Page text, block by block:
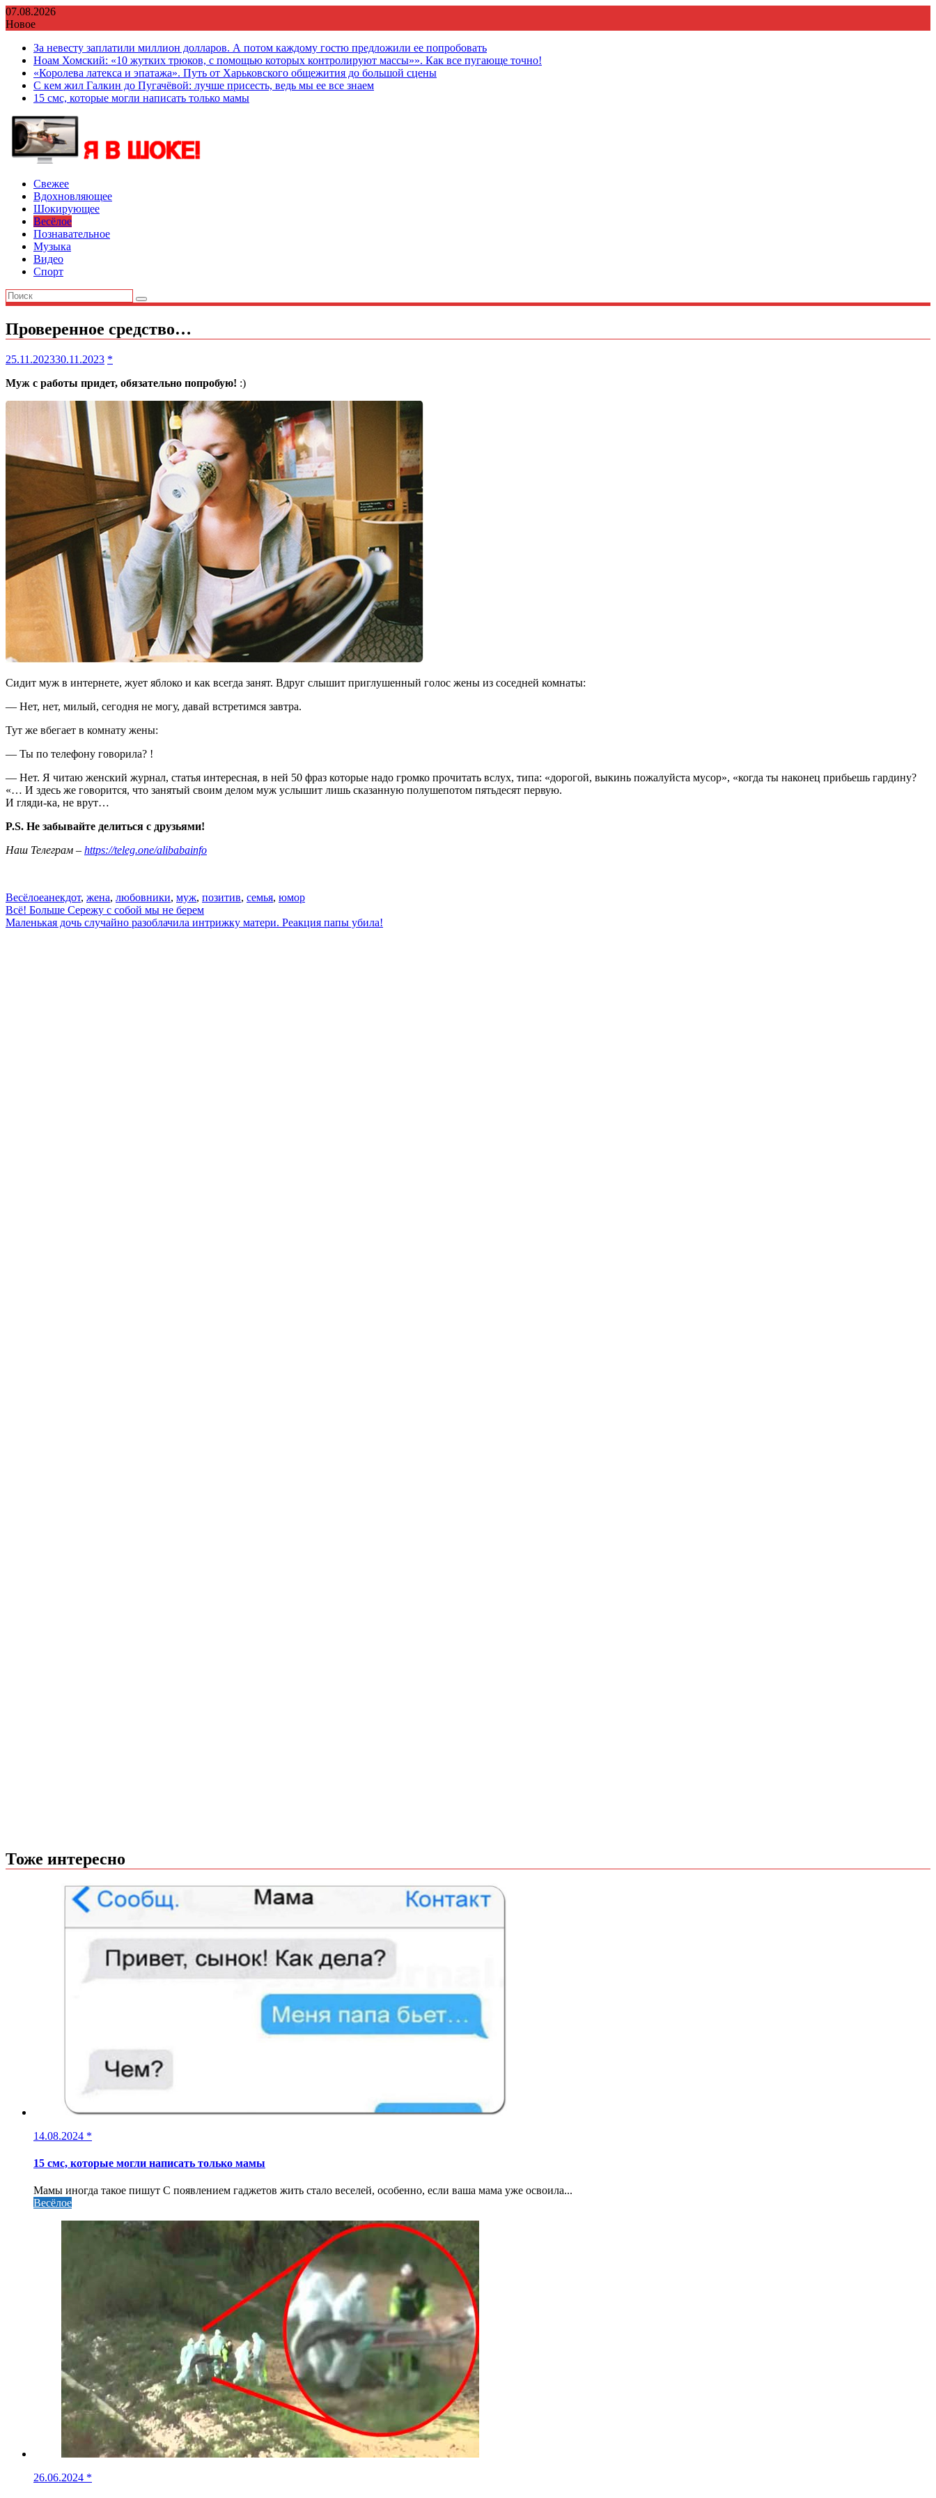
Перейти
к
07.08.2026
Новое
За невесту заплатили миллион долларов. А потом каждому гостю предложили ее попробовать
Ноам Хомский: «10 жутких трюков, с помощью которых контролируют массы»». Как все пугающе точно!
«Королева латекса и эпатажа». Путь от Харьковского общежития до большой сцены
С кем жил Галкин до Пугачёвой: лучше присесть, ведь мы ее все знаем
15 смс, которые могли написать только мамы
Свежее
Вдохновляющее
Шокирующее
Весёлое
Познавательное
Музыка
Видео
Спорт
Проверенное средство…
25.11.202330.11.2023 *
Муж с работы придет, обязательно попробую! :)
Сидит муж в интернете, жует яблоко и как всегда занят. Вдруг слышит приглушенный голос жены из соседней комнаты:
— Нет, нет, милый, сегодня не могу, давай встретимся завтра.
Тут же вбегает в комнату жены:
— Ты по телефону говорила? !
— Нет. Я читаю женский журнал, статья интересная, в ней 50 фраз которые надо громко прочитать вслух, типа: «дорогой, выкинь пожалуйста мусор», «когда ты наконец прибьешь гардину?
«… И здесь же говорится, что занятый своим делом муж услышит лишь сказанную полушепотом пятьдесят первую.
И гляди-ка, не врут…
P.S. Не забывайте делиться с друзьями!
Наш Телеграм – https://teleg.one/alibabainfo
Весёлоеанекдот, жена, любовники, муж, позитив, семья, юмор
Навигация
по
Всё! Больше Сережу с собой мы не берем
Маленькая дочь случайно разоблачила интрижку матери. Реакция папы убила!
Тоже интересно
14.08.2024 *
15 смс, которые могли написать только мамы
Мамы иногда такое пишут С появлением гаджетов жить стало веселей, особенно, если ваша мама уже освоила...
Весёлое
26.06.2024 *